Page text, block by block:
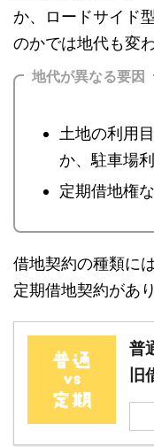
か、ロードサイド
のかでは地代も変
地代が異なる要因
土地の利用
か、駐車場
定期借地権
借地契約の種類に
定期借地契約があり
普